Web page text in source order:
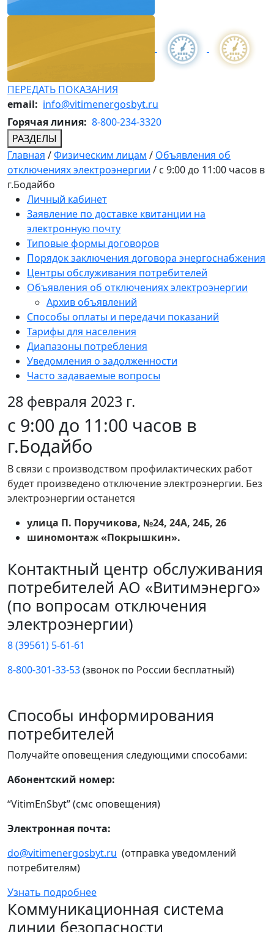
ПЕРЕДАТЬ ПОКАЗАНИЯ
email: info@vitimenergosbyt.ru
Горячая линия: 8-800-234-3320
РАЗДЕЛЫ
Главная /Физическим лицам / Объявления об
отключениях электроэнергии / с 9:00 до 11:00 часов в
г.Бодайбо
Личный кабинет
Заявление по доставке квитанции на
электронную почту
Типовые формы договоров
Порядок заключения договора энергоснабжения
Центры обслуживания потребителей
Объявления об отключениях электроэнергии
Архив объявлений
Способы оплаты и передачи показаний
Тарифы для населения
Диапазоны потребления
Уведомления о задолженности
Часто задаваемые вопросы
28 февраля 2023 г.
с 9:00 до 11:00 часов в
г.Бодайбо
В связи с производством профилактических работ
будет произведено отключение электроэнергии. Без
электроэнергии останется
улица П. Поручикова, №24, 24А, 24Б, 26
шиномонтаж «Покрышкин».
Контактный центр обслуживания
потребителей АО «Витимэнерго»
(по вопросам отключения
электроэнергии)
8 (39561) 5-61-61
8-800-301-33-53(звонок по России бесплатный)
Способы информирования
потребителей
Получайте оповещения следующими способами:
Абонентский номер:
“VitimEnSbyt” (смс оповещения)
Электронная почта:
do@vitimenergosbyt.ru (отправка уведомлений
потребителям)
Узнать подробнее
Коммуникационная система
линии безопасности